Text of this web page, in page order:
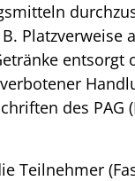
Platzverweise
entsorgt
des PAG
Teilnehmer